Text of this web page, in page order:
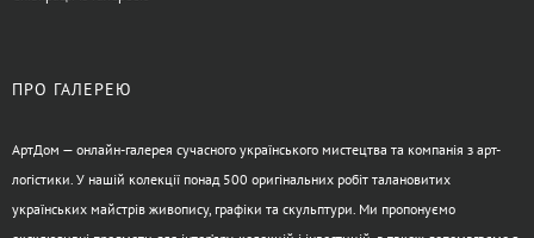
ПРО ГАЛЕРЕЮ
АртДом — онлайн-галерея сучасного українського мистецтва та компанія з арт-
логістики. У нашій колекції понад 500 оригінальних робіт талановитих
українських майстрів живопису, графіки та скульптури. Ми пропонуємо